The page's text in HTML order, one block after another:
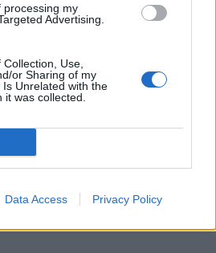
processing my
Advertising.
Use,
or Sharing of my
Unrelated with the
was collected.
Data Access Privacy Policy